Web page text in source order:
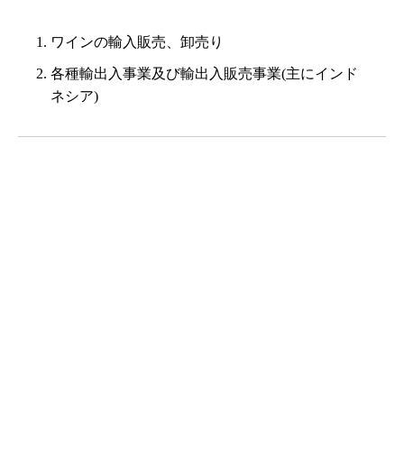
ワインの輸入販売、卸売り
各種輸出入事業及び輸出入販売事業(主にインド
ネシア)